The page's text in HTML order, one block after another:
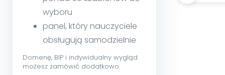
wyboru
panel, który nauczyciele
obsługują samodzielnie
Domenę, BIP i indywidualny wygląd
możesz zamówić dodatkowo.